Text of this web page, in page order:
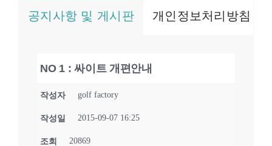
게시판/Q&A
공지사항 및 게시판 개인정보처리방침
NO 1 : 싸이트 개편안내
작성자 golf factory
작성일 2015-09-07 16:25
조회 20869